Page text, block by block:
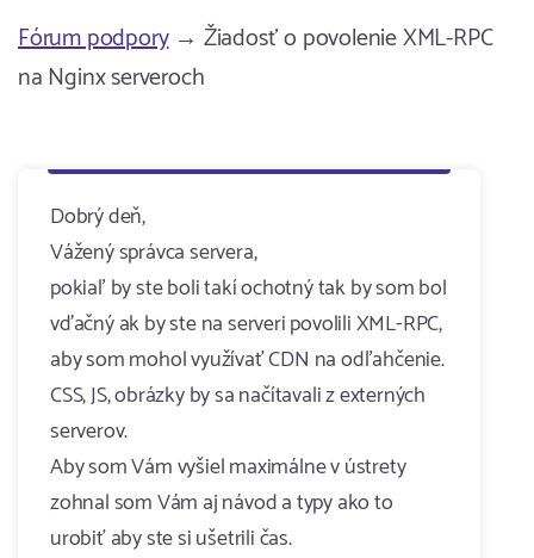
Fórum podpory→ Žiadosť o povolenie XML-RPC
na Nginx serveroch
Dobrý deň,
Vážený správca servera,
pokiaľ by ste boli takí ochotný tak by som bol
vďačný ak by ste na serveri povolili XML-RPC,
aby som mohol využívať CDN na odľahčenie.
CSS, JS, obrázky by sa načítavali z externých
serverov.
Aby som Vám vyšiel maximálne v ústrety
zohnal som Vám aj návod a typy ako to
urobiť aby ste si ušetrili čas.